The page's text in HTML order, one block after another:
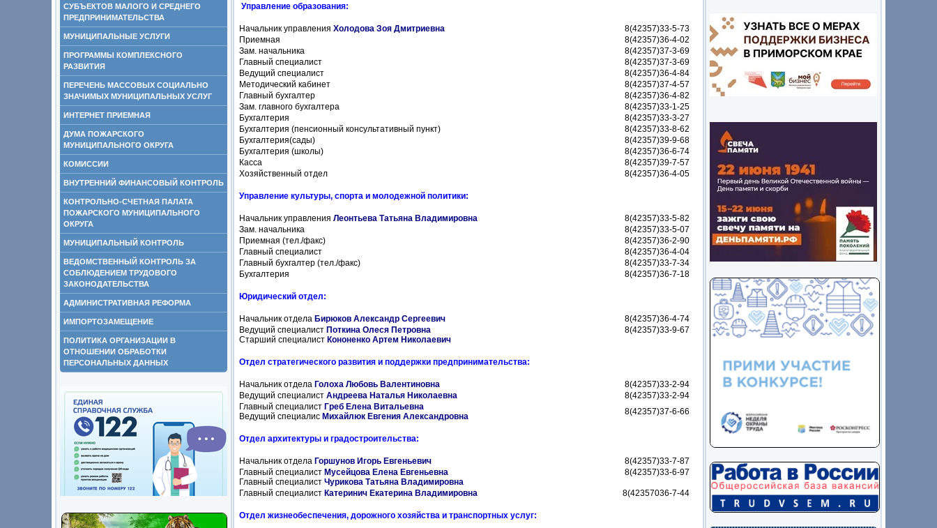
СУБЪЕКТОВ МАЛОГО И СРЕДНЕГО
ПРЕДПРИНИМАТЕЛЬСТВА
МУНИЦИПАЛЬНЫЕ УСЛУГИ
ПРОГРАММЫ КОМПЛЕКСНОГО
РАЗВИТИЯ
ПЕРЕЧЕНЬ МАССОВЫХ СОЦИАЛЬНО
ЗНАЧИМЫХ МУНИЦИПАЛЬНЫХ УСЛУГ
ИНТЕРНЕТ ПРИЕМНАЯ
ДУМА ПОЖАРСКОГО
МУНИЦИПАЛЬНОГО ОКРУГА
КОМИССИИ
ВНУТРЕННИЙ ФИНАНСОВЫЙ КОНТРОЛЬ
КОНТРОЛЬНО-СЧЕТНАЯ ПАЛАТА
ПОЖАРСКОГО МУНИЦИПАЛЬНОГО
ОКРУГА
МУНИЦИПАЛЬНЫЙ КОНТРОЛЬ
ВЕДОМСТВЕННЫЙ КОНТРОЛЬ ЗА
СОБЛЮДЕНИЕМ ТРУДОВОГО
ЗАКОНОДАТЕЛЬСТВА
АДМИНИСТРАТИВНАЯ РЕФОРМА
ИМПОРТОЗАМЕЩЕНИЕ
ПОЛИТИКА ОРГАНИЗАЦИИ В
ОТНОШЕНИИ ОБРАБОТКИ
ПЕРСОНАЛЬНЫХ ДАННЫХ
Управление образования:
Начальник управления Холодова Зоя Дмитриевна
8(42357)33-5-73
Приемная
8(42357)36-4-02
Зам. начальника
8(42357)37-3-69
Главный специалист
8(42357)37-3-69
Ведущий специалист
8(42357)36-4-84
Методический кабинет
8(42357)37-4-57
Главный бухгалтер
8(42357)36-4-82
Зам. главного бухгалтера
8(42357)33-1-25
Бухгалтерия
8(42357)33-3-27
Бухгалтерия (пенсионный консультативный пункт)
8(42357)33-8-62
Бухгалтерия(сады)
8(42357)39-9-68
Бухгалтерия (школы)
8(42357)36-6-74
Касса
8(42357)39-7-57
Хозяйственный отдел
8(42357)36-4-05
Управление культуры, спорта и молодежной политики:
Начальник управления Леонтьева Татьяна Владимировна
8(42357)33-5-82
Зам. начальника
8(42357)33-5-07
Приемная (тел./факс)
8(42357)36-2-90
Главный специалист
8(42357)36-4-04
Главный бухгалтер (тел./факс)
8(42357)33-7-34
Бухгалтерия
8(42357)36-7-18
Юридический отдел:
Начальник отдела Бирюков Александр Сергеевич
8(42357)36-4-74
Ведущий специалист Поткина Олеся Петровна
Старший специалист Кононенко Артем Николаевич
8(42357)33-9-67
Отдел стратегического развития и поддержки предпринимательства:
Начальник отдела Голоха Любовь Валентиновна
8(42357)33-2-94
Ведущий специалист Андреева Наталья Николаевна
8(42357)33-2-94
Главный специалист Греб Елена Витальевна
Ведущий специалис Михайлюк Евгения Александровна 8(42357)37-6-66
Отдел архитектуры и градостроительства:
Начальник отдела Горшунов Игорь Евгеньевич
8(42357)33-7-87
Главный специалист Мусейцова Елена Евгеньевна
Главный специалист Чурикова Татьяна Владимировна
8(42357)33-6-97
Главный специалист Катеринич Екатерина Владимировна 8(42357036-7-44
Отдел жизнеобеспечения, дорожного хозяйства и транспортных услуг: